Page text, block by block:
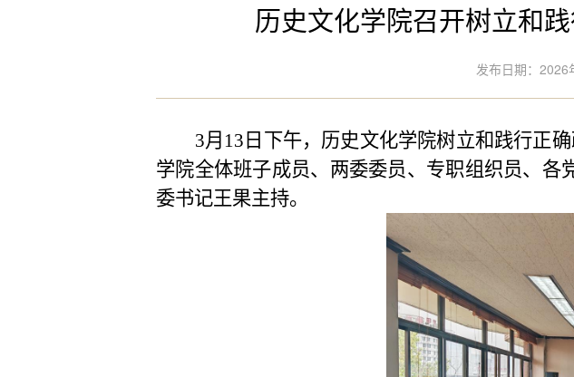
历史文化学院召开树立和
发布日期：2026
3月13日下午，历史文化学院树立和践行正
学院全体班子成员、两委委员、专职组织员、
委书记王果主持。